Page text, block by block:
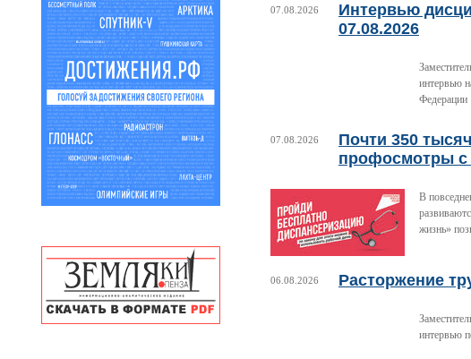
07.08.2026
Интервью
07.08.2026
интервью
Федерации
07.08.2026
Почти 350
профосмотры с
В
жизнь»
06.08.2026 Расторжение
интервью